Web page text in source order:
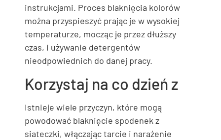
instrukcjami. Proces blaknięcia kolorów
można przyspieszyć prając je w wysokiej
temperaturze, mocząc je przez dłuższy
czas, i używanie detergentów
nieodpowiednich do danej pracy.
Korzystaj na co dzień z
Istnieje wiele przyczyn, które mogą
powodować blaknięcie spodenek z
siateczki, włączając tarcie i narażenie